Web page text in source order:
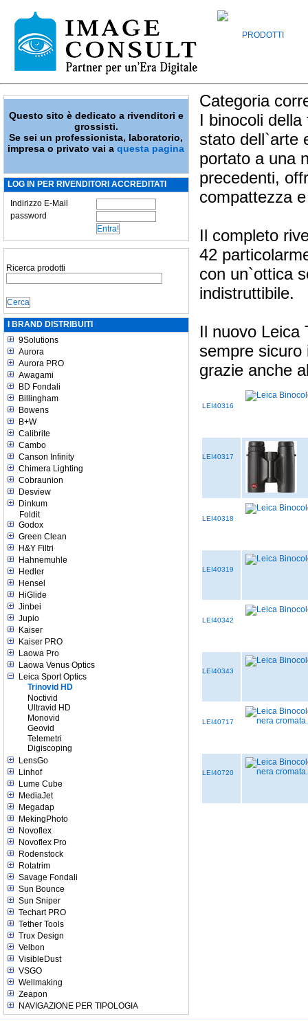
PRODOTTI
Questo sito è dedicato a rivenditori e
grossisti.
Se sei un professionista, laboratorio,
impresa o privato vai aquesta pagina
LOG IN PER RIVENDITORI ACCREDITATI
Indirizzo E-Mail
password
Ricerca prodotti
I BRAND DISTRIBUITI
9Solutions
Aurora
Aurora PRO
Awagami
BD Fondali
Billingham
Bowens
B+W
Calibrite
Cambo
Canson Infinity
Chimera Lighting
Cobraunion
Desview
Dinkum
Foldit
Godox
Green Clean
H&Y Filtri
Hahnemuhle
Hedler
Hensel
HiGlide
Jinbei
Jupio
Kaiser
Kaiser PRO
Laowa Pro
Laowa Venus Optics
Leica Sport Optics
Trinovid HD
Noctivid
Ultravid HD
Monovid
Geovid
Telemetri
Digiscoping
LensGo
Linhof
Lume Cube
MediaJet
Megadap
MekingPhoto
Novoflex
Novoflex Pro
Rodenstock
Rotatrim
Savage Fondali
Sun Bounce
Sun Sniper
Techart PRO
Tether Tools
Trux Design
Velbon
VisibleDust
VSGO
Wellmaking
Zeapon
NAVIGAZIONE PER TIPOLOGIA
Categoria
I binocoli
stato dell`arte
portato a una
precedenti,
compattezza
Il completo
42
con un`ottica
indistruttibile.
Il nuovo Leica
sempre
grazie anche
LEI40316
LEI40317
LEI40318
LEI40319
LEI40342
LEI40343
LEI40717
LEI40720